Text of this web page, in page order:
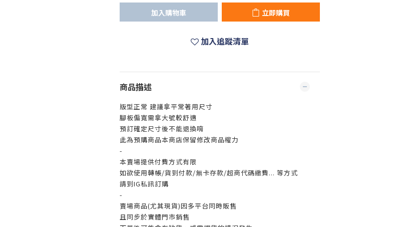
加入購物車 立即購買
加入追蹤清單
商品描述
版型正常 建議拿平常著用尺寸
腳板偏寬需拿大號較舒適
預訂確定尺寸後不能退換唷
此為預購商品本商店保留修改商品權力
-
本賣場提供付費方式有限
如欲使用轉帳/貨到付款/無卡存款/超商代碼繳費... 等方式
請到IG私訊訂購
-
賣場商品(尤其現貨)因多平台同時販售
且同步於實體門市銷售